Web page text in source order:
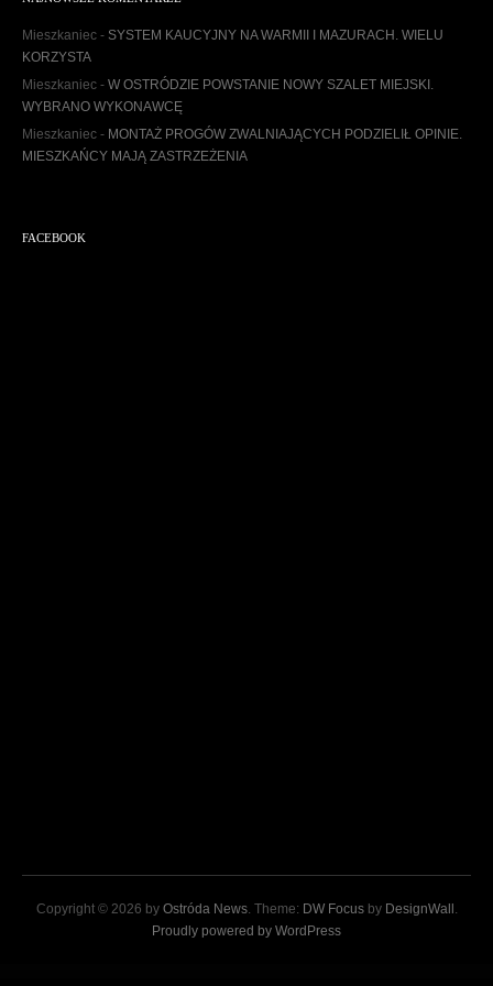
w
u
Mieszkaniec - SYSTEM KAUCYJNY NA WARMII I MAZURACH. WIELU
KORZYSTA
Mieszkaniec - W OSTRÓDZIE POWSTANIE NOWY SZALET MIEJSKI.
WYBRANO WYKONAWCĘ
Mieszkaniec - MONTAŻ PROGÓW ZWALNIAJĄCYCH PODZIELIŁ OPINIE.
MIESZKAŃCY MAJĄ ZASTRZEŻENIA
FACEBOOK
Copyright © 2026 by Ostróda News. Theme: DW Focusby DesignWall .
Proudly powered by WordPress